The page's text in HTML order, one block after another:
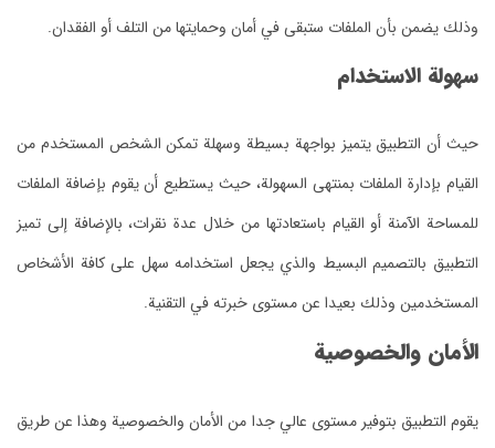
وذلك يضمن بأن الملفات ستبقى في أمان وحمايتها من التلف أو الفقدان.
سهولة الاستخدام
حيث أن التطبيق يتميز بواجهة بسيطة وسهلة تمكن الشخص المستخدم من
القيام بإدارة الملفات بمنتهى السهولة، حيث يستطيع أن يقوم بإضافة الملفات
للمساحة الآمنة أو القيام باستعادتها من خلال عدة نقرات، بالإضافة إلى تميز
التطبيق بالتصميم البسيط والذي يجعل استخدامه سهل على كافة الأشخاص
المستخدمين وذلك بعيدا عن مستوى خبرته في التقنية.
الأمان والخصوصية
يقوم التطبيق بتوفير مستوى عالي جدا من الأمان والخصوصية وهذا عن طريق